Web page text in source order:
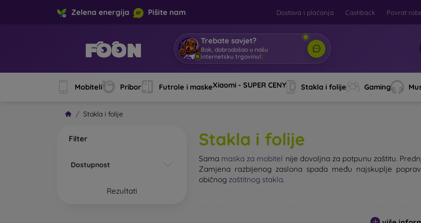
Zelena energija Pišite nam Dostava i plaćanja Cashback Povrat
Trebate savjet?
Bok, dobrodošao u našu
internetsku trgovinu!
Mobiteli Pribor Futrole i maskeXiaomi - SUPER CENY Stakla i folije Gaming
Stakla i folije
Filter
Dostupnost
Rezultati
Stakla i folije
Sama maska za mobitel nije dovoljna za potpunu zaštitu.
Zamjena razbijenog zaslona spada među najskuplje
običnog zaštitnog stakla.
kaljenog stakla ne treba podcjenjivati. Što je staklo kvalitetnije